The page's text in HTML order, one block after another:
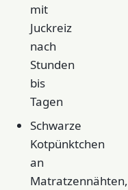
mit
Juckreiz
nach
Stunden
bis
Tagen
Schwarze
Kotpünktchen
an
Matratzennähten,